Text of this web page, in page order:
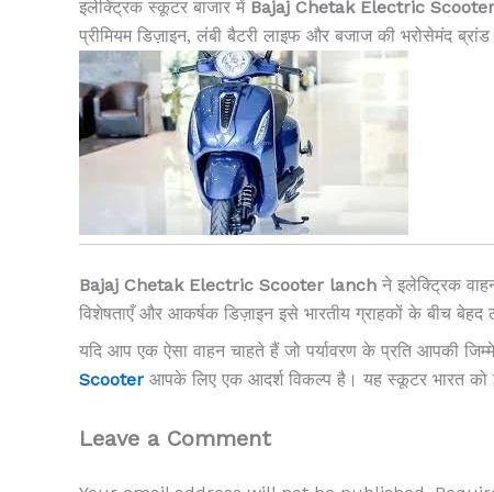
इलेक्ट्रिक स्कूटर बाजार में Bajaj Chetak Electric Scooter
प्रीमियम डिज़ाइन, लंबी बैटरी लाइफ और बजाज की भरोसेमंद
Bajaj Chetak Electric Scooter lanch ने इलेक्ट्रिक
विशेषताएँ और आकर्षक डिज़ाइन इसे भारतीय ग्राहकों के बीच बेहद
यदि आप एक ऐसा वाहन चाहते हैं जो पर्यावरण के प्रति आपकी
Scooter आपके लिए एक आदर्श विकल्प है। यह स्कूटर भारत को
Leave a Comment